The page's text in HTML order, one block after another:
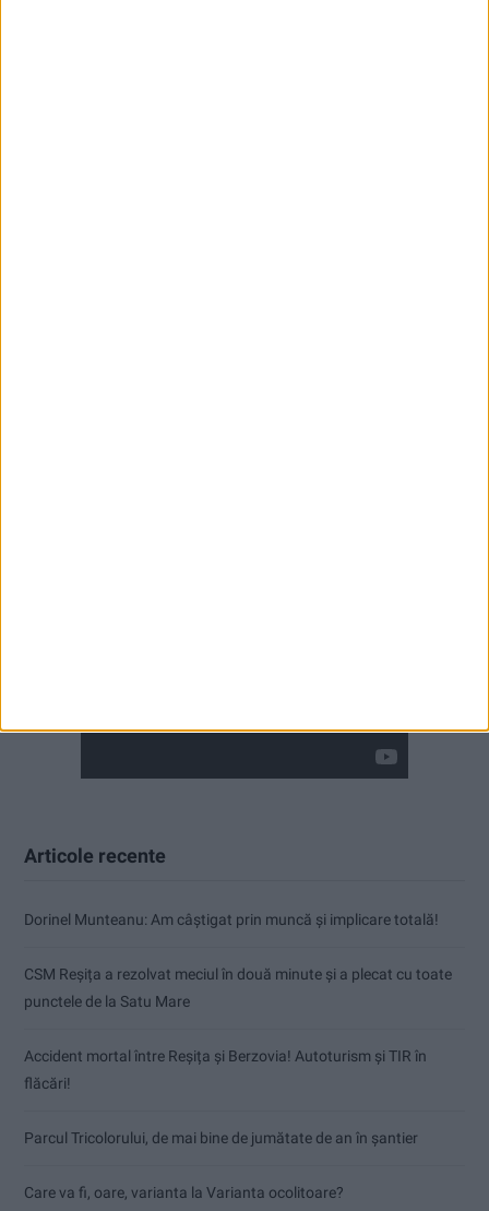
Articole recente
Dorinel Munteanu: Am câștigat prin muncă și implicare totală!
CSM Reșița a rezolvat meciul în două minute și a plecat cu toate
punctele de la Satu Mare
Accident mortal între Reșița și Berzovia! Autoturism și TIR în
flăcări!
Parcul Tricolorului, de mai bine de jumătate de an în șantier
Care va fi, oare, varianta la Varianta ocolitoare?